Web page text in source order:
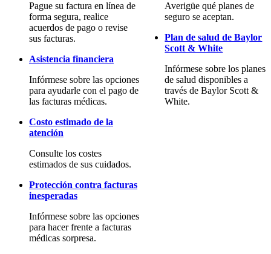
Pague su factura en línea de
forma segura, realice
acuerdos de pago o revise
sus facturas.
Asistencia financiera
Infórmese sobre las opciones
para ayudarle con el pago de
las facturas médicas.
Costo estimado de la
atención
Consulte los costes
estimados de sus cuidados.
Protección contra facturas
inesperadas
Infórmese sobre las opciones
para hacer frente a facturas
médicas sorpresa.
Averigüe qué planes de
seguro se aceptan.
Plan de salud de Baylor
Scott & White
Infórmese sobre los planes
de salud disponibles a
través de Baylor Scott &
White.